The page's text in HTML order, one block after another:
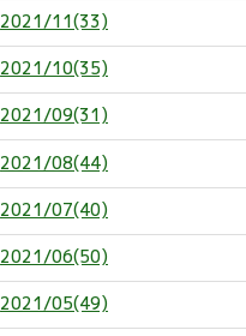
2021/11(33)
2021/10(35)
2021/09(31)
2021/08(44)
2021/07(40)
2021/06(50)
2021/05(49)